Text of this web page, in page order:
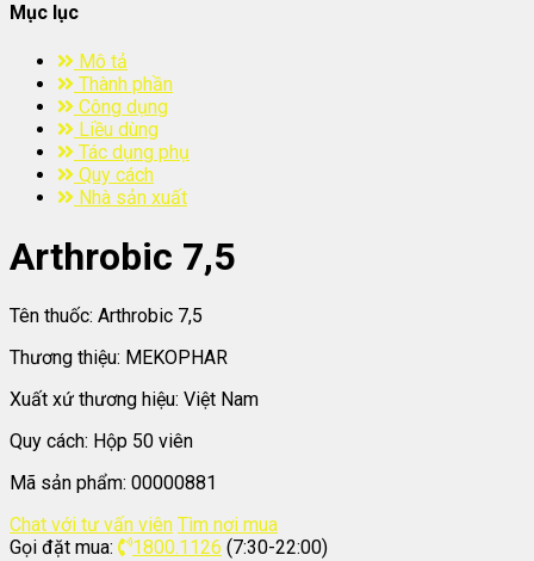
Mục lục
Mô tả
Thành phần
Công dụng
Liều dùng
Tác dụng phụ
Quy cách
Nhà sản xuất
Arthrobic 7,5
Tên thuốc: Arthrobic 7,5
Thương thiệu: MEKOPHAR
Xuất xứ thương hiệu: Việt Nam
Quy cách: Hộp 50 viên
Mã sản phẩm: 00000881
Chat với tư vấn viên Tìm nơi mua
Gọi đặt mua:
1800.1126 (7:30-22:00)